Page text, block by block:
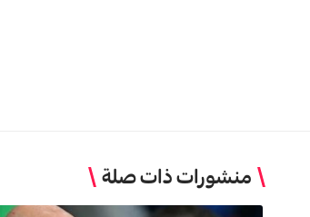
منشورات ذات صلة